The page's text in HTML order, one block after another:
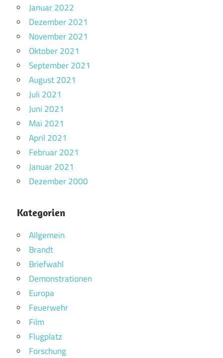
Januar 2022
Dezember 2021
November 2021
Oktober 2021
September 2021
August 2021
Juli 2021
Juni 2021
Mai 2021
April 2021
Februar 2021
Januar 2021
Dezember 2000
Kategorien
Allgemein
Brandt
Briefwahl
Demonstrationen
Europa
Feuerwehr
Film
Flugplatz
Forschung